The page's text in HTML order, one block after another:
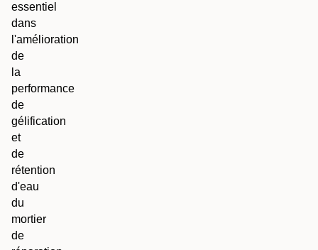
essentiel
dans
l'amélioration
de
la
performance
de
gélification
et
de
rétention
d'eau
du
mortier
de